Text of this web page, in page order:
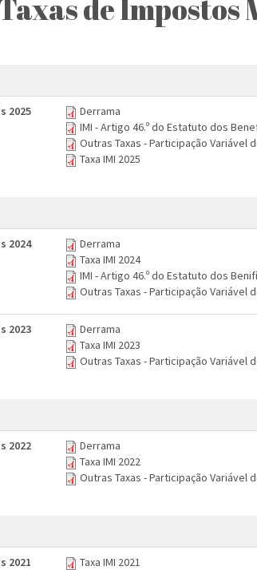
de Impostos
2025
Derrama
IMI - Artigo 46.º do Estatuto dos
Outras Taxas - Participação Variável
Taxa IMI 2025
2024
Derrama
Taxa IMI 2024
IMI - Artigo 46.º do Estatuto dos
Outras Taxas - Participação Variável
2023
Derrama
Taxa IMI 2023
Outras Taxas - Participação Variável
2022
Derrama
Taxa IMI 2022
Outras Taxas - Participação Variável
2021
Taxa IMI 2021